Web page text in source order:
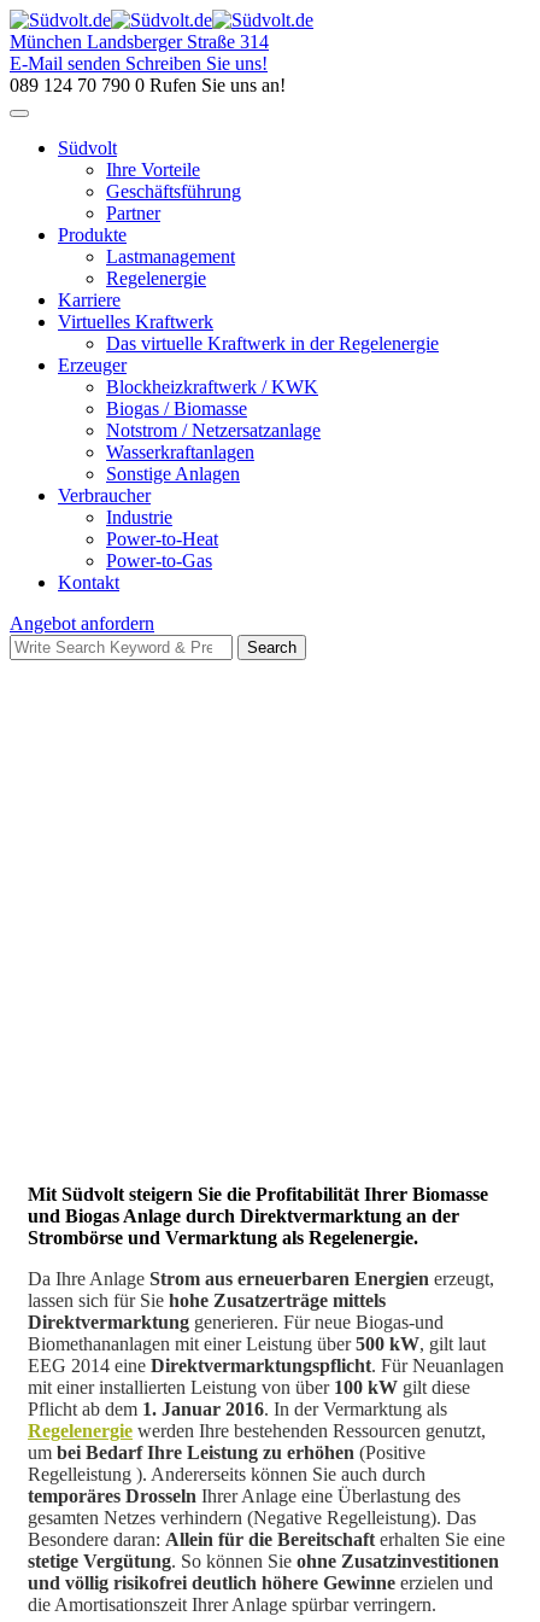
Skip
to
content
München Landsberger Straße 314
E-Mail senden Schreiben Sie uns!
089 124 70 790 0 Rufen Sie uns an!
Südvolt
Ihre Vorteile
Geschäftsführung
Partner
Produkte
Lastmanagement
Regelenergie
Karriere
Virtuelles Kraftwerk
Das virtuelle Kraftwerk in der Regelenergie
Erzeuger
Blockheizkraftwerk / KWK
Biogas / Biomasse
Notstrom / Netzersatzanlage
Wasserkraftanlagen
Sonstige Anlagen
Verbraucher
Industrie
Power-to-Heat
Power-to-Gas
Kontakt
Angebot anfordern
Search
for:
Search
Mit Südvolt steigern Sie die Profitabilität Ihrer Biomasse
und Biogas Anlage durch Direktvermarktung an der
Strombörse und Vermarktung als Regelenergie.
Da Ihre Anlage Strom aus erneuerbaren Energien erzeugt,
lassen sich für Sie hohe Zusatzerträge mittels
Direktvermarktung generieren. Für neue Biogas-und
Biomethananlagen mit einer Leistung über500 kW, gilt laut
EEG 2014 eine Direktvermarktungspflicht. Für Neuanlagen
mit einer installierten Leistung von über100 kW gilt diese
Pflicht ab dem 1. Januar 2016. In der Vermarktung als
Regelenergie werden Ihre bestehenden Ressourcen genutzt,
um bei Bedarf Ihre Leistung zu erhöhen (Positive
Regelleistung ). Andererseits können Sie auch durch
temporäres Drosseln Ihrer Anlage eine Überlastung des
gesamten Netzes verhindern (Negative Regelleistung). Das
Besondere daran: Allein für die Bereitschaft erhalten Sie eine
stetige Vergütung. So können Sie ohne Zusatzinvestitionen
und völlig risikofrei deutlich höhere Gewinne erzielen und
die Amortisationszeit Ihrer Anlage spürbar verringern.